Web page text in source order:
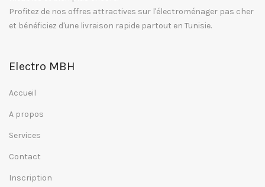
Profitez de nos offres attractives sur l'électroménager pas cher
et bénéficiez d'une livraison rapide partout en Tunisie.
Electro MBH
Accueil
A propos
Services
Contact
Inscription